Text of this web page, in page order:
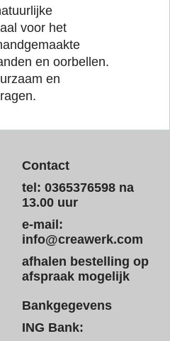
voor het
en oorbellen.
en
Contact
tel: 0365376598 na
13.00 uur
e-mail:
info@creawerk.com
afhalen bestelling op
afspraak mogelijk
Bankgegevens
ING Bank: